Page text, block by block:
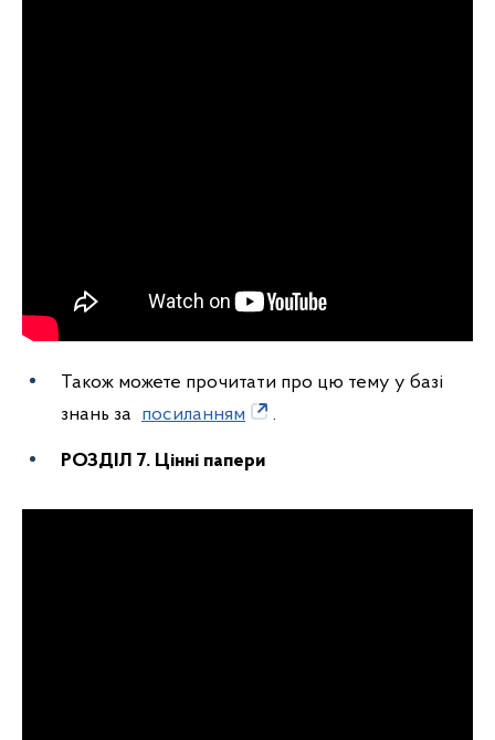
Також можете прочитати про цю тему у базі
знань за посиланням .
РОЗДІЛ 7. Цінні папери